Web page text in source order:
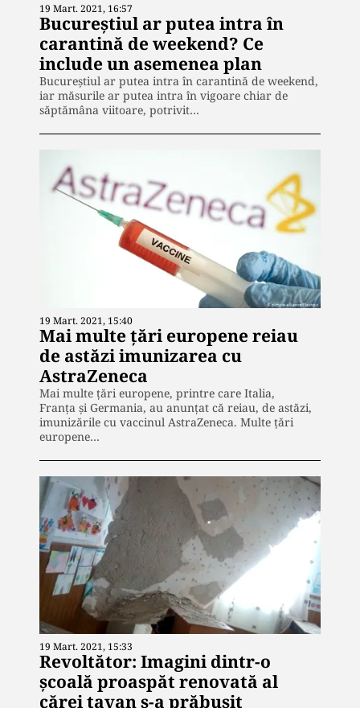
19 Mart. 2021, 16:57
Bucureștiul ar putea intra în
carantină de weekend? Ce
include un asemenea plan
Bucureștiul ar putea intra în carantină de weekend,
iar măsurile ar putea intra în vigoare chiar de
săptămâna viitoare, potrivit…
19 Mart. 2021, 15:40
Mai multe țări europene reiau
de astăzi imunizarea cu
AstraZeneca
Mai multe țări europene, printre care Italia,
Franța și Germania, au anunțat că reiau, de astăzi,
imunizările cu vaccinul AstraZeneca. Multe țări
europene…
19 Mart. 2021, 15:33
Revoltător: Imagini dintr-o
școală proaspăt renovată al
cărei tavan s-a prăbușit